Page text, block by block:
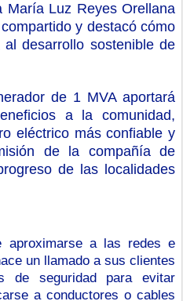
María Luz Reyes Orellana
y destacó cómo
desarrollo sostenible de
de 1 MVA aportará
a la comunidad,
eléctrico más confiable y
de la compañía de
de las localidades
aproximarse a las redes e
un llamado a sus clientes
de seguridad para evitar
a conductores o cables